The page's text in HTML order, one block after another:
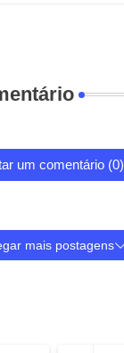
um comentário (0)
mais postagens